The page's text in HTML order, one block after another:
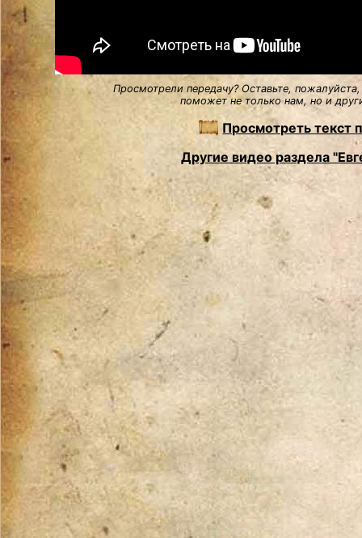
Просмотрели передачу? Оставьте,
поможет не только нам, но и
Просмотреть текст
Другие видео раздела